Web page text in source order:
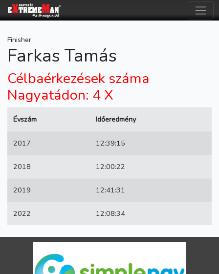
Finisher
Farkas Tamás
Célbaérkezések száma
Nagyatádon: 4 X
Évszám Időeredmény
2017 12:39:15
2018 12:00:22
2019 12:41:31
2022 12:08:34